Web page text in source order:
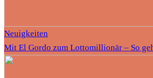
Neuigkeiten
Mit El Gordo zum Lottomillionär – So